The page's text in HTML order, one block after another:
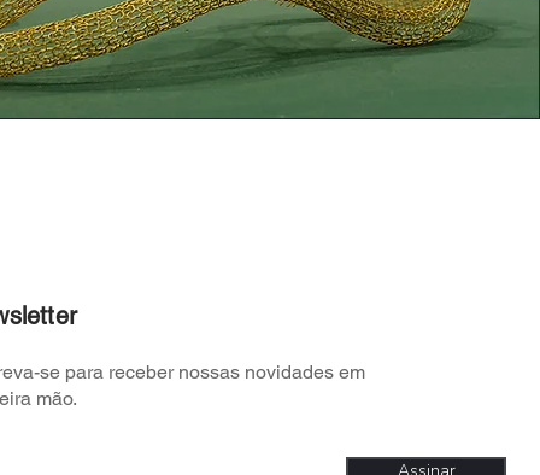
se para receber nossas novidades em
mão.